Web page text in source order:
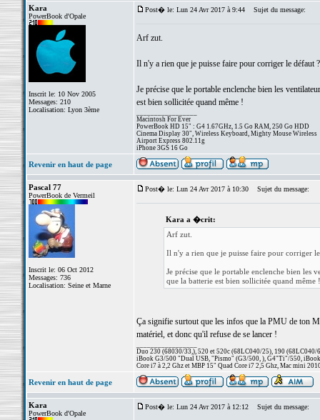
Kara
PowerBook d'Opale
Inscrit le: 10 Nov 2005
Messages: 210
Localisation: Lyon 3ème
Post� le: Lun 24 Avr 2017 à 9:44 Sujet du message:
Arf zut.
Il n'y a rien que je puisse faire pour corriger le défaut ?
Je précise que le portable enclenche bien les
est bien sollicitée quand même !
Macintosh For Ever
PowerBook HD 15" : G4 1.67GHz, 1.5 Go RAM, 250 Go HDD
Cinema Display 30", Wireless Keyboard, Mighty Mouse Wireless
Airport Express 802.11g
iPhone 3GS 16 Go
Revenir en haut de page
Pascal 77
PowerBook de Vermeil
Inscrit le: 06 Oct 2012
Messages: 736
Localisation: Seine et Marne
Post� le: Lun 24 Avr 2017 à 10:30 Sujet du message:
Kara a �crit:
Arf zut.
Il n'y a rien que je puisse faire pour corriger
Je précise que le portable enclenche bien les
que la batterie est bien sollicitée quand même !
Ça signifie surtout que les infos que la PMU de ton
matériel, et donc qu'il refuse de se lancer !
Duo 230 (68030/33,), 520 et 520c (68LC040/25), 190 (68LC040/
iBook G3/500 "Dual USB, "Pismo" (G3/500, ), G4"Ti"/550,
Core i7 à 2,2 Ghz et MBP 15" Quad Core i7 2,5 Ghz, Mac mini
Revenir en haut de page
Kara
PowerBook d'Opale
Post� le: Lun 24 Avr 2017 à 12:12 Sujet du message: